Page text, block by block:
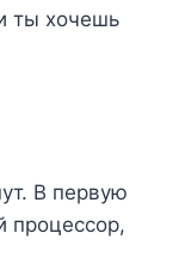
ты хочешь
В первую
процессор,